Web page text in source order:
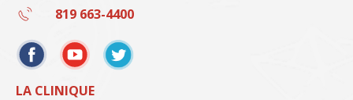
819 663-4400
LA CLINIQUE